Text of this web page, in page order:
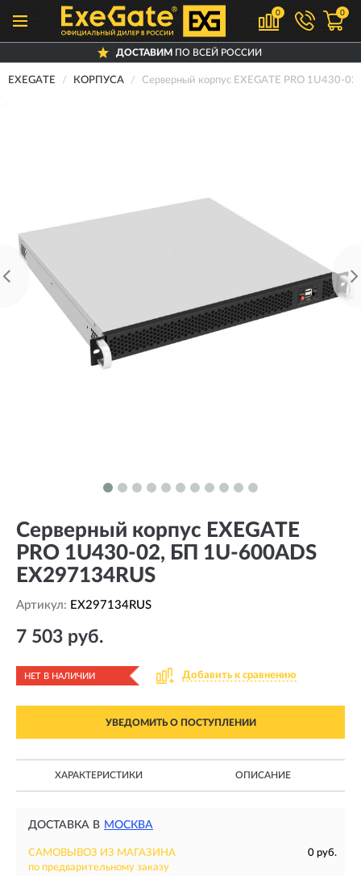
0 0
ДОСТАВИМ ПО ВСЕЙ РОССИИ
EXEGATE КОРПУСА Серверный корпус EXEGATE PRO 1U430-
Серверный корпус EXEGATE
PRO 1U430-02, БП 1U-600ADS
EX297134RUS
Артикул: EX297134RUS
7 503 руб.
НЕТ В НАЛИЧИИ Добавить к сравнению
УВЕДОМИТЬ О ПОСТУПЛЕНИИ
ХАРАКТЕРИСТИКИ ОПИСАНИЕ
ДОСТАВКА В МОСКВА
САМОВЫВОЗ ИЗ МАГАЗИНА
0 руб.
по предварительному заказу